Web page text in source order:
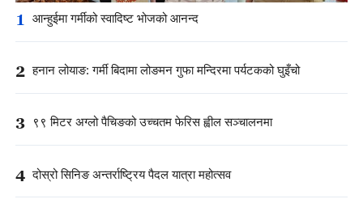
1 आन्हुईमा गर्मीको स्वादिष्ट भोजको आनन्द
2 हनान लोयाङ: गर्मी बिदामा लोङमन गुफा मन्दिरमा पर्यटकको घुइँचो
3 ९९ मिटर अग्लो पैचिङको उच्चतम फेरिस ह्वील सञ्चालनमा
4 दोस्रो सिनिङ अन्तर्राष्ट्रिय पैदल यात्रा महोत्सव